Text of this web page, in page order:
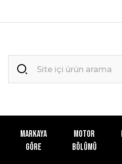
MARKAYA
GÖRE
MOTOR
BÖLÜMÜ